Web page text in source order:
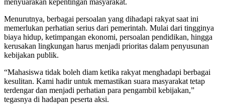
Menurutnya, berbagai persoalan yang dihadapi rakyat saat ini
memerlukan perhatian serius dari pemerintah. Mulai dari tingginya
biaya hidup, ketimpangan ekonomi, persoalan pendidikan, hingga
kerusakan lingkungan harus menjadi prioritas dalam penyusunan
kebijakan publik.
“Mahasiswa tidak boleh diam ketika rakyat menghadapi berbagai
kesulitan. Kami hadir untuk memastikan suara masyarakat tetap
terdengar dan menjadi perhatian para pengambil kebijakan,”
tegasnya di hadapan peserta aksi.